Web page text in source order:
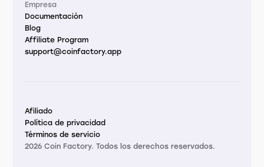
Empresa
Documentación
Blog
Affiliate Program
support@coinfactory.app
Afiliado
Política de privacidad
Términos de servicio
2026 Coin Factory. Todos los derechos reservados.